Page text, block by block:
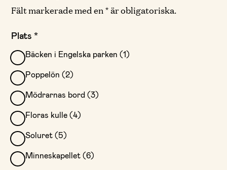
Fält markerade med en * är obligatoriska.
Plats*
Bäcken i Engelska parken (1)
Poppelön (2)
Mödrarnas bord (3)
Floras kulle (4)
Soluret (5)
Minneskapellet (6)